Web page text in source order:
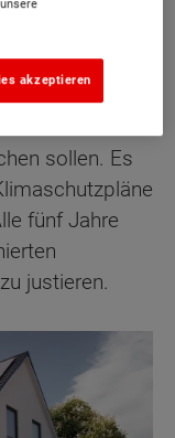
oder
regelt das
sollen. Es
fünf Jahre
justieren.
akzeptieren